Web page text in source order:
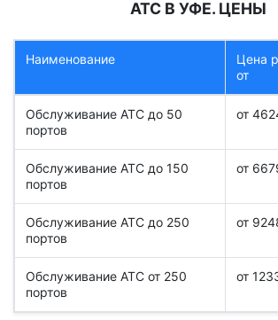
АТС В УФЕ. ЦЕНЫ
Наименование
Цена
от
Обслуживание АТС до 50
портов
от
Обслуживание АТС до 150
портов
от
Обслуживание АТС до 250
портов
от
Обслуживание АТС от 250
портов
от